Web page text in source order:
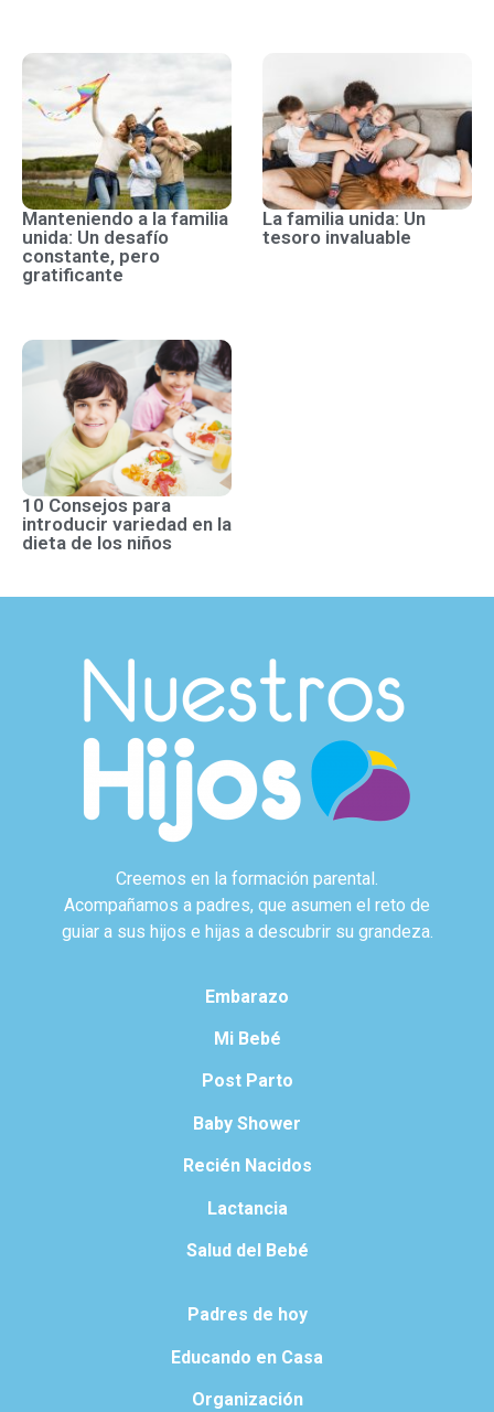
Manteniendo a la familia
unida: Un desafío
constante, pero
gratificante
La familia unida: Un
tesoro invaluable
10 Consejos para
introducir variedad en la
dieta de los niños
Creemos en la formación parental.
Acompañamos a padres, que asumen el reto de
guiar a sus hijos e hijas a descubrir su grandeza.
Embarazo
Mi Bebé
Post Parto
Baby Shower
Recién Nacidos
Lactancia
Salud del Bebé
Padres de hoy
Educando en Casa
Organización